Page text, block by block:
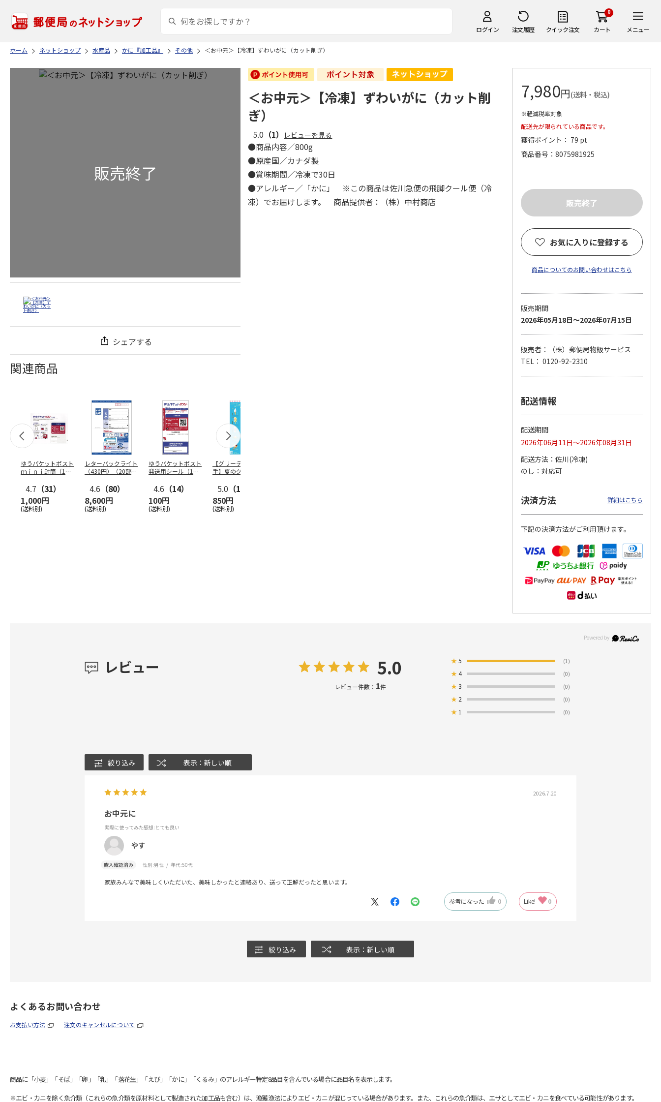
ログイン 注文履歴 クイック注文
0
カート メニュー
ホーム ネットショップ 水産品 かに『加工品』 その他 ＜お中元＞【冷凍】ずわいがに（カット削ぎ）
シェアする
関連商品
ゆうパケットポスト
ｍｉｎｉ封筒（1個
4.7 （31）
1,000円
(送料別)
レターパックライト
（430円）（20部セ
4.6 （80）
8,600円
(送料別)
ゆうパケットポスト
発送用シール（1個
4.6 （14）
100円
(送料別)
【グリーティング切
手】夏のグリーティ
5.0 （10）
850円
(送料別)
【グリーティング切
手】グリーティング
5,500円
11,000円
＜お中元＞【冷凍】ずわいがに（カット削
ぎ）
5.0 （1） レビューを見る
●商品内容／800g
●原産国／カナダ製
●賞味期間／冷凍で30日
●アレルギー／「かに」 ※この商品は佐川急便の飛脚クール便（冷
凍）でお届けします。 商品提供者：（株）中村商店
7,980円(送料・税込)
※軽減税率対象
配送先が限られている商品です。
獲得ポイント： 79 pt
商品番号
8075981925
お気に入りに登録する
商品についてのお問い合わせはこちら
販売期間
2026年05月18日～2026年07月15日
販売者：（株）郵便局物販サービス
TEL： 0120-92-2310
配送情報
配送期間
2026年06月11日～2026年08月31日
配送方法
佐川(冷凍)
のし
対応可
決済方法 詳細はこちら
下記の決済方法がご利用頂けます。
レビュー 5.0
レビュー件数： 1件
★5 (1)
★4 (0)
★3 (0)
★ 2 (0)
★ 1 (0)
絞り込み 表示：新しい順
2026.7.20
お中元に
実際に使ってみた感想:とても良い
やす
購入確認済み 性別:男性 年代:50代
家族みんなで美味しくいただいた、美味しかったと連絡あり、送って正解だったと思います。
参考になった 0 Like! 0
絞り込み 表示：新しい順
よくあるお問い合わせ
お支払い方法 注文のキャンセルについて
商品に「小麦」「そば」「卵」「乳」「落花生」「えび」「かに」「くるみ」のアレルギー特定8品目を含んでいる場合に品目名を表示します。
※エビ・カニを除く魚介類（これらの魚介類を原材料として製造された加工品も含む）は、漁獲漁法によりエビ・カニが混じっている場合があります。また、これらの魚介類は、エサとしてエビ・カニを食べている可能性があります。